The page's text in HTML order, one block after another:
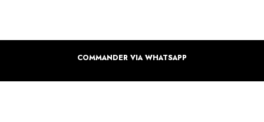
COMMANDER VIA WHATSAPP